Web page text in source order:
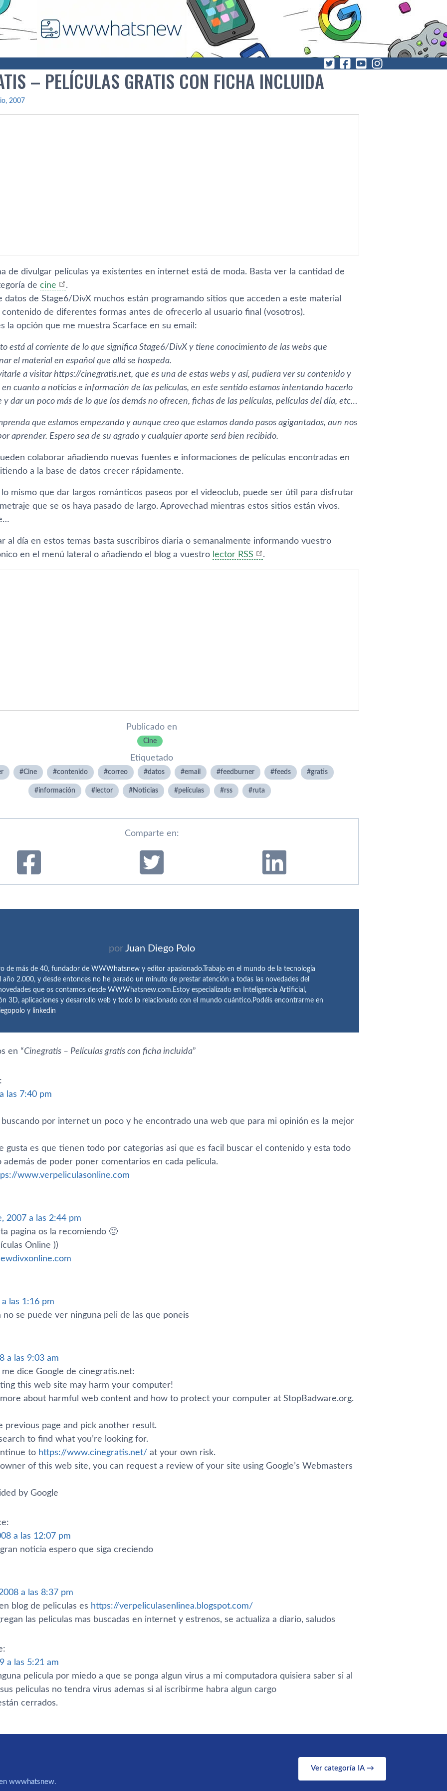
– PELÍ­CULAS GRATIS CON FICHA INCLUIDA
2007
de divulgar pelí­culas ya existentes en internet está de moda. Basta ver la cantidad de
de cine
.
datos de Stage6/DivX muchos están programando sitios que acceden a este material
de diferentes formas antes de ofrecerlo al usuario final (vosotros).
la opción que me muestra Scarface en su email:
está al corriente de lo que significa Stage6/DivX y tiene conocimiento de las webs que
el material en español que allá se hospeda.
a visitar https://cinegratis.net, que es una de estas webs y así­, pudiera ver su contenido y
cuanto a noticias e información de las pelí­culas, en este sentido estamos intentando hacerlo
y dar un poco más de lo que los demás no ofrecen, fichas de las pelí­culas, pelí­culas del dí­a, etc…
que estamos empezando y aunque creo que estamos dando pasos agigantados, aun nos
aprender. Espero sea de su agrado y cualquier aporte será bien recibido.
colaborar añadiendo nuevas fuentes e informaciones de pelí­culas encontradas en
a la base de datos crecer rápidamente.
mismo que dar largos románticos paseos por el videoclub, puede ser útil para disfrutar
que se os haya pasado de largo. Aprovechad mientras estos sitios están vivos.
al dí­a en estos temas basta suscribiros diaria o semanalmente informando vuestro
en el menú lateral o añadiendo el blog a vuestro lector RSS .
Publicado en
Cine
Etiquetado
Cine contenido correo datos email feedburner feeds gratis
información lector Noticias pelí­culas rss ruta
Comparte en:
por Juan Diego Polo
de más de 40, fundador de WWWhatsnew y editor apasionado.Trabajo en el mundo de la tecnología
año 2.000, y desde entonces no he parado un minuto de prestar atención a todas las novedades del
que os contamos desde WWWhatsnew.com.Estoy especializado en Inteligencia Artificial,
3D, aplicaciones y desarrollo web y todo lo relacionado con el mundo cuántico.Podéis encontrarme en
y linkedin
en “Cinegratis – Pelí­culas gratis con ficha incluida”
las 7:40 pm
por internet un poco y he encontrado una web que para mi opinión es la mejor
gusta es que tienen todo por categorias asi que es facil buscar el contenido y esta todo
además de poder poner comentarios en cada pelicula.
www.verpeliculasonline.com
2007 a las 2:44 pm
pagina os la recomiendo 🙂
Online ))
las 1:16 pm
no se puede ver ninguna peli de las que poneis
a las 9:03 am
me dice Google de cinegratis.net:
this web site may harm your computer!
about harmful web content and how to protect your computer at StopBadware.org.
previous page and pick another result.
to find what you’re looking for.
to https://www.cinegratis.net/ at your own risk.
of this web site, you can request a review of your site using Google’s Webmasters
by Google
a las 12:07 pm
noticia espero que siga creciendo
a las 8:37 pm
blog de peliculas es https://verpeliculasenlinea.blogspot.com/
las peliculas mas buscadas en internet y estrenos, se actualiza a diario, saludos
a las 5:21 am
pelicula por miedo a que se ponga algun virus a mi computadora quisiera saber si al
peliculas no tendra virus ademas si al iscribirme habra algun cargo
cerrados.
wwwhatsnew.
Ver categoría IA →